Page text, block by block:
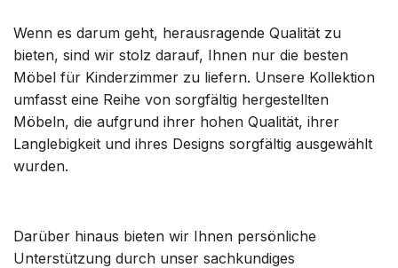
Wenn es darum geht, herausragende Qualität zu
bieten, sind wir stolz darauf, Ihnen nur die besten
Möbel für Kinderzimmer zu liefern. Unsere Kollektion
umfasst eine Reihe von sorgfältig hergestellten
Möbeln, die aufgrund ihrer hohen Qualität, ihrer
Langlebigkeit und ihres Designs sorgfältig ausgewählt
wurden.
Darüber hinaus bieten wir Ihnen persönliche
Unterstützung durch unser sachkundiges